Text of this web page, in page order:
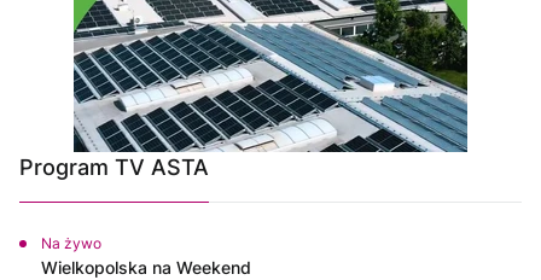
Program TV ASTA
Na żywo
Wielkopolska na Weekend